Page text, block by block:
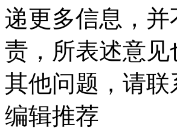
递更多信息，
责，所表述意
其他问题，请
编辑推荐